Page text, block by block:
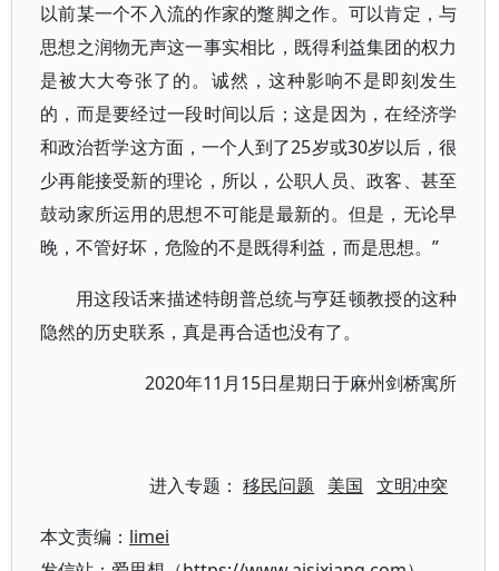
以前某一个不入流的作家的蹩脚之作。可以肯定，与
思想之润物无声这一事实相比，既得利益集团的权力
是被大大夸张了的。诚然，这种影响不是即刻发生
的，而是要经过一段时间以后；这是因为，在经济学
和政治哲学这方面，一个人到了25岁或30岁以后，很
少再能接受新的理论，所以，公职人员、政客、甚至
鼓动家所运用的思想不可能是最新的。但是，无论早
晚，不管好坏，危险的不是既得利益，而是思想。”
用这段话来描述特朗普总统与亨廷顿教授的这种
隐然的历史联系，真是再合适也没有了。
2020年11月15日星期日于麻州剑桥寓所
进入专题：移民问题 美国 文明冲突
本文责编： limei